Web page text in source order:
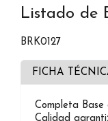
Listado de
BRK0127
FICHA
Completa Base
Calidad